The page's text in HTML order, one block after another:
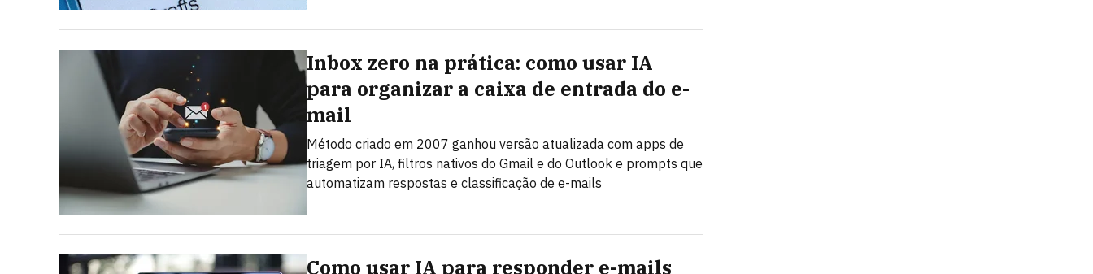
Inbox zero na prática: como usar IA
para organizar a caixa de entrada do e-
mail
Método criado em 2007 ganhou versão atualizada com apps de
triagem por IA, filtros nativos do Gmail e do Outlook e prompts que
automatizam respostas e classificação de e-mails
Como usar IA para responder e-mails